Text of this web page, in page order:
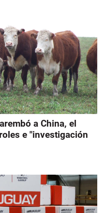
a China, el
e "investigación